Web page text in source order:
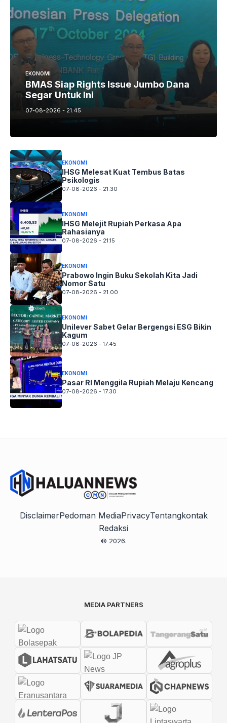
EKONOMI
BMAS Siap Rights Issue Jumbo Dana
Segar Untuk Ini
07-08-2026 - 21.45
EKONOMI
IHSG Melesat Kuat Tembus Batas
Psikologis
07-08-2026 - 21.30
EKONOMI
IHSG Melejit Rupiah Perkasa Apa
Rahasianya
07-08-2026 - 21.15
EKONOMI
Prabowo Ingin Buku Sekolah Kita Jadi
Nomor Satu
07-08-2026 - 21.00
EKONOMI
Unilever Sabet Gelar Bergengsi ESG Bikin
Kagum
07-08-2026 - 17.45
EKONOMI
Pasar RI Menggila Rupiah Melaju Kencang
07-08-2026 - 17.30
DisclaimerPedoman MediaPrivacyTentangkontak
Redaksi
© 2026.
MEDIA PARTNERS